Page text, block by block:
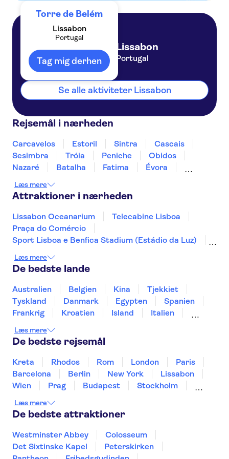
Torre de Belém
Lissabon
Portugal
Tag mig derhen
Lissabon
Portugal
Se alle aktiviteter Lissabon
Rejsemål i nærheden
Carcavelos Estoril Sintra
Cascais
Sesimbra
Tróia Peniche
Obidos
Nazaré
Batalha Fatima
Évora
Læs mere
Attraktioner i nærheden
Lissabon Oceanarium
Telecabine Lisboa
Praça do Comércio
Sport Lisboa e Benfica Stadium (Estádio da Luz)
Douro-dalen
Douro
Calouste Gulbenkian Museum
Pena-slottet
Peneda-Geres National Park
Benagil-grotte
Det Mauriske Slot
Læs mere
De bedste lande
Australien Belgien Kina
Tjekkiet
Tyskland
Danmark Egypten
Spanien
Frankrig
Kroatien Island
Italien
Sverige
Slovenien
Læs mere
De bedste rejsemål
Kreta Rhodos Rom London
Paris
Barcelona
Berlin New York
Lissabon
Wien
Prag Budapest
Stockholm
Aarhus
Helsingborg
Læs mere
De bedste attraktioner
Westminster Abbey
Colosseum
Det Sixtinske Kapel
Peterskirken